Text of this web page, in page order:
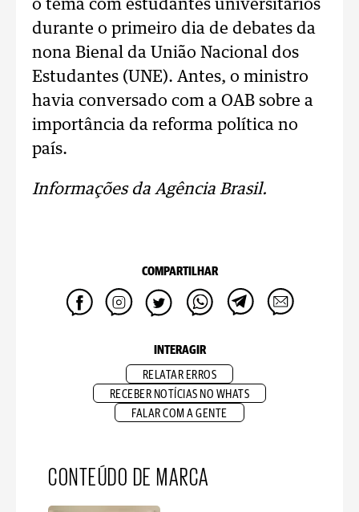
o tema com estudantes universitários
durante o primeiro dia de debates da
nona Bienal da União Nacional dos
Estudantes (UNE). Antes, o ministro
havia conversado com a OAB sobre a
importância da reforma política no
país.
Informações da Agência Brasil.
COMPARTILHAR
INTERAGIR
RELATAR ERROS
RECEBER NOTÍCIAS NO WHATS
FALAR COM A GENTE
CONTEÚDO DE MARCA